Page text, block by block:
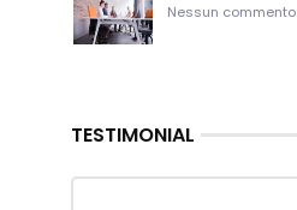
Nessun commento
TESTIMONIAL